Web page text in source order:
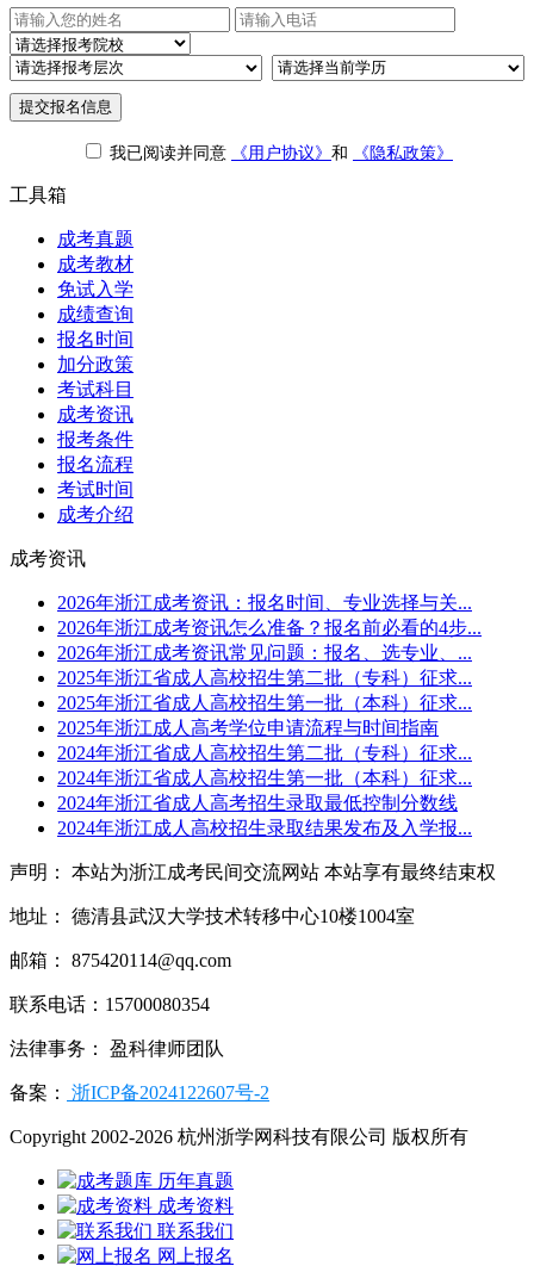
提交报名信息
我已阅读并同意 《用户协议》 和 《隐私政策》
工具箱
成考真题
成考教材
免试入学
成绩查询
报名时间
加分政策
考试科目
成考资讯
报考条件
报名流程
考试时间
成考介绍
成考资讯
2026年浙江成考资讯：报名时间、专业选择与关...
2026年浙江成考资讯怎么准备？报名前必看的4步...
2026年浙江成考资讯常见问题：报名、选专业、...
2025年浙江省成人高校招生第二批（专科）征求...
2025年浙江省成人高校招生第一批（本科）征求...
2025年浙江成人高考学位申请流程与时间指南
2024年浙江省成人高校招生第二批（专科）征求...
2024年浙江省成人高校招生第一批（本科）征求...
2024年浙江省成人高考招生录取最低控制分数线
2024年浙江成人高校招生录取结果发布及入学报...
声明： 本站为浙江成考民间交流网站 本站享有最终结束权
地址： 德清县武汉大学技术转移中心10楼1004室
邮箱： 875420114@qq.com
联系电话：15700080354
法律事务： 盈科律师团队
备案： 浙ICP备2024122607号-2
Copyright 2002-2026 杭州浙学网科技有限公司 版权所有
历年真题
成考资料
联系我们
网上报名